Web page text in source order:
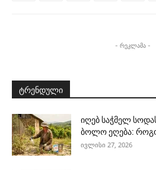
- რეკლამა -
ტრენდული
იღებ საჭმელ
ბოლო ეღება:
ივლისი 27, 2026